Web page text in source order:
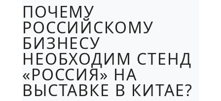
ПОЧЕМУ
РОССИЙСКОМУ
БИЗНЕСУ
НЕОБХОДИМ СТЕНД
«РОССИЯ» НА
ВЫСТАВКЕ В КИТАЕ?